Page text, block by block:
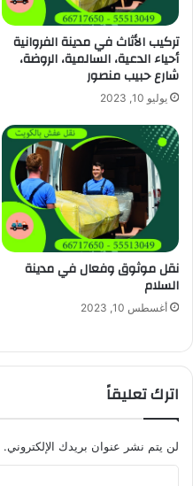
تركيب الأثاث في مدينة الفروانية
أحياء الدعية، السالمية، الروضة،
شارع حبيب منصور
يوليو 10, 2023
نقل موثوق وفعال في مدينة
السلام
أغسطس 10, 2023
اترك تعليقاً
لن يتم نشر عنوان بريدك الإلكتروني.